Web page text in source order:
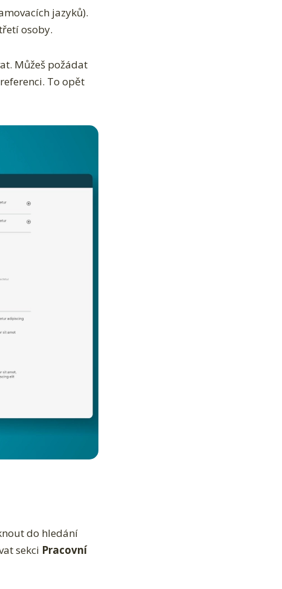
jazyků).
osoby.
Můžeš požádat
To opět
do hledání
sekci Pracovní